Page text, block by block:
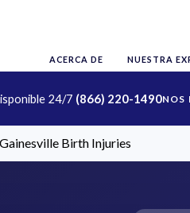
ACERCA DE NUESTRA
24/7 (866) 220-1490
Gainesville Birth Injuries